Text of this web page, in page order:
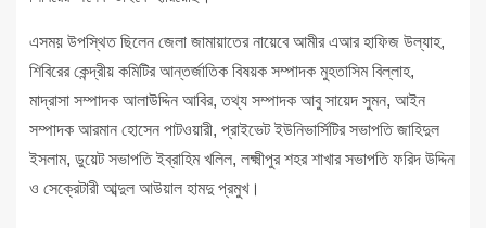
এসময় উপস্থিত ছিলেন জেলা জামায়াতের নায়েবে আমীর এআর হাফিজ উল্যাহ,
শিবিরের কেন্দ্রীয় কমিটির আন্তর্জাতিক বিষয়ক সম্পাদক মুহতাসিম বিল্লাহ,
মাদ্রাসা সম্পাদক আলাউদ্দিন আবির, তথ্য সম্পাদক আবু সায়েদ সুমন, আইন
সম্পাদক আরমান হোসেন পাটওয়ারী, প্রাইভেট ইউনিভার্সিটির সভাপতি জাহিদুল
ইসলাম, ডুয়েট সভাপতি ইব্রাহিম খলিল, লক্ষ্মীপুর শহর শাখার সভাপতি ফরিদ উদ্দিন
ও সেক্রেটারী আব্দুল আউয়াল হামদু প্রমুখ।